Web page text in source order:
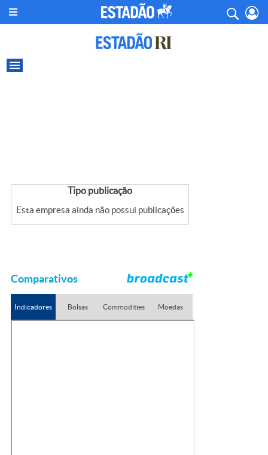
Tipo publicação
Esta empresa ainda não possui publicações
Comparativos
Indicadores Bolsas Commodities Moedas